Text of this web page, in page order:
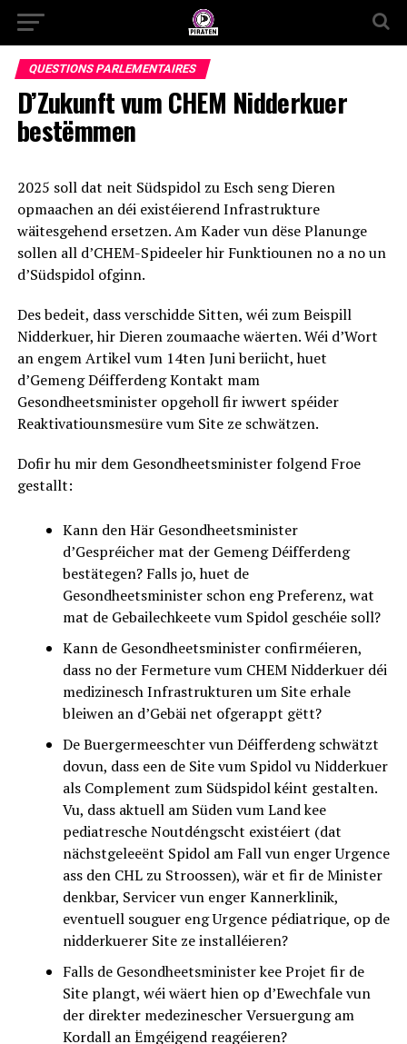
QUESTIONS PARLEMENTAIRES
D’Zukunft vum CHEM Nidderkuer
bestëmmen
2025 soll dat neit Südspidol zu Esch seng Dieren
opmaachen an déi existéierend Infrastrukture
wäitesgehend ersetzen. Am Kader vun dëse Planunge
sollen all d’CHEM-Spideeler hir Funktiounen no a no un
d’Südspidol ofginn.
Des bedeit, dass verschidde Sitten, wéi zum Beispill
Nidderkuer, hir Dieren zoumaache wäerten. Wéi d’Wort
an engem Artikel vum 14ten Juni beriicht, huet
d’Gemeng Déifferdeng Kontakt mam
Gesondheetsminister opgeholl fir iwwert spéider
Reaktivatiounsmesüre vum Site ze schwätzen.
Dofir hu mir dem Gesondheetsminister folgend Froe
gestallt:
Kann den Här Gesondheetsminister
d’Gespréicher mat der Gemeng Déifferdeng
bestätegen? Falls jo, huet de
Gesondheetsminister schon eng Preferenz, wat
mat de Gebailechkeete vum Spidol geschéie soll?
Kann de Gesondheetsminister confirméieren,
dass no der Fermeture vum CHEM Nidderkuer déi
medizinesch Infrastrukturen um Site erhale
bleiwen an d’Gebäi net ofgerappt gëtt?
De Buergermeeschter vun Déifferdeng schwätzt
dovun, dass een de Site vum Spidol vu Nidderkuer
als Complement zum Südspidol kéint gestalten.
Vu, dass aktuell am Süden vum Land kee
pediatresche Noutdéngscht existéiert (dat
nächstgeleeënt Spidol am Fall vun enger Urgence
ass den CHL zu Stroossen), wär et fir de Minister
denkbar, Servicer vun enger Kannerklinik,
eventuell souguer eng Urgence pédiatrique, op de
nidderkuerer Site ze installéieren?
Falls de Gesondheetsminister kee Projet fir de
Site plangt, wéi wäert hien op d’Ewechfale vun
der direkter medezinescher Versuergung am
Kordall an Ëmgéigend reagéieren?